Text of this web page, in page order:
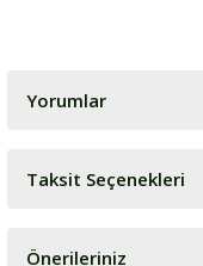
Yorumlar
Bu
Taksit Seçenekleri
Önerileriniz